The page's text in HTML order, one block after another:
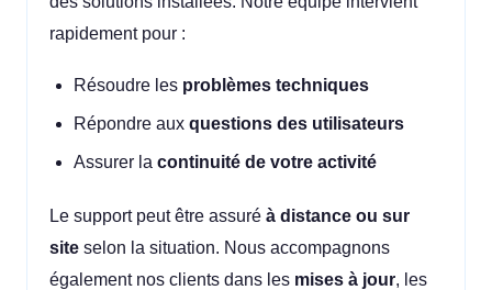
rapidement pour :
Résoudre les problèmes techniques
Répondre auxquestions des utilisateurs
Assurer lacontinuité de votre activité
Le support peut être assuré à distance ou sur
site selon la situation. Nous accompagnons
également nos clients dans les mises à jour, les